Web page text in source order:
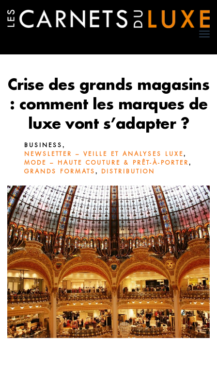
Crise des grands magasins
: comment les marques de
luxe vont s’adapter ?
BUSINESS ,
NEWSLETTER – VEILLE ET ANALYSES LUXE,
MODE – HAUTE COUTURE & PRÊT-À-PORTER ,
GRANDS FORMATS , DISTRIBUTION